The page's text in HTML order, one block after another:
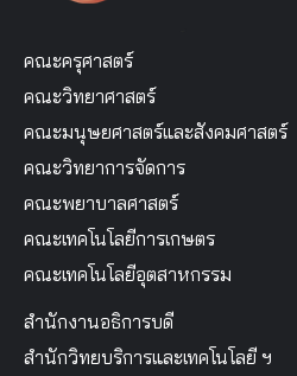
คณะครุศาสตร์
คณะวิทยาศาสตร์
คณะมนุษยศาสตร์และสังคมศาสตร์
คณะวิทยาการจัดการ
คณะพยาบาลศาสตร์
คณะเทคโนโลยีการเกษตร
คณะเทคโนโลยีอุตสาหกรรม
สำนักงานอธิการบดี
สำนักวิทยบริการและเทคโนโลยี ฯ